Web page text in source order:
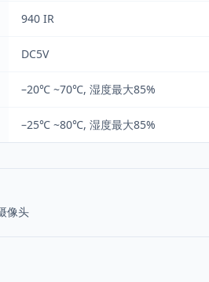
940 IR
DC5V
–20℃ ~70℃, 湿度最大85%
–25℃ ~80℃, 湿度最大85%
像头